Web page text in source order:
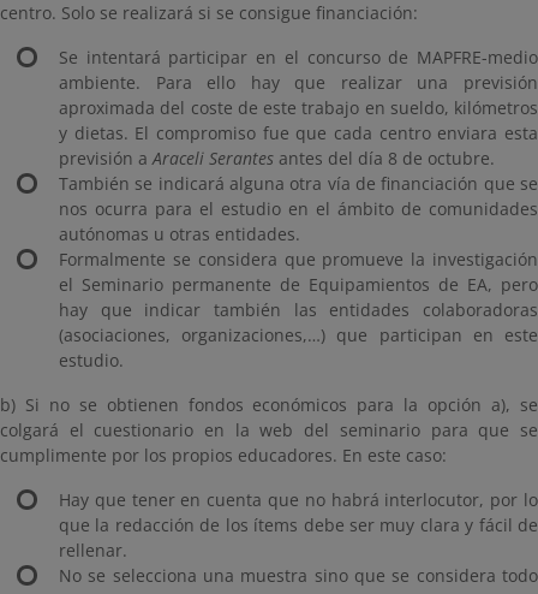
centro. Solo se realizará si se consigue financiación:
Se intentará participar en el concurso de MAPFRE-medio
ambiente. Para ello hay que realizar una previsión
aproximada del coste de este trabajo en sueldo, kilómetros
y dietas. El compromiso fue que cada centro enviara esta
previsión aAraceli Serantes antes del día 8 de octubre.
También se indicará alguna otra vía de financiación que se
nos ocurra para el estudio en el ámbito de comunidades
autónomas u otras entidades.
Formalmente se considera que promueve la investigación
el Seminario permanente de Equipamientos de EA, pero
hay que indicar también las entidades colaboradoras
(asociaciones, organizaciones,…) que participan en este
estudio.
b) Si no se obtienen fondos económicos para la opción a), se
colgará el cuestionario en la web del seminario para que se
cumplimente por los propios educadores. En este caso:
Hay que tener en cuenta que no habrá interlocutor, por lo
que la redacción de los ítems debe ser muy clara y fácil de
rellenar.
No se selecciona una muestra sino que se considera todo